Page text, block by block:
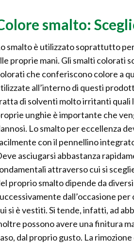
smalto:
smalto è utilizzato soprattutto
proprie mani. Gli smalti colorati
che conferiscono colore a
all’interno di questi
di solventi molto irritanti quali
unghie è importante che
Lo smalto per eccellenza
con il pennellino
asciugarsi abbastanza
attraverso cui si
proprio smalto dipende da
dall’occasione
si è vestiti. Si tende, infatti, ad
possono avere una finitura
dal proprio gusto. La